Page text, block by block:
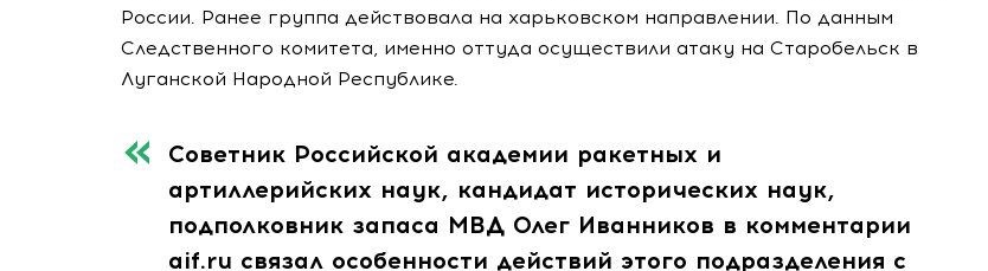
России. Ранее группа действовала на харьковском направлении. По данным
Следственного комитета, именно оттуда осуществили атаку на Старобельск в
Луганской Народной Республике.
Советник Российской академии ракетных и
артиллерийских наук, кандидат исторических наук,
подполковник запаса МВД Олег Иванников в комментарии
aif.ru связал особенности действий этого подразделения с